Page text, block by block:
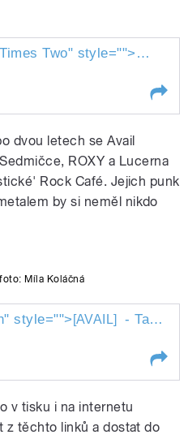
Two
Times Two" style=""> [AVAIL]
dvou letech se Avail
ROXY a Lucerna
Rock Café. Jejich punk
by si neměl nikdo
foto: Míla Koláčná
" style=""> [AVAIL] - Taken
v tisku i na internetu
z těchto linků a dostat do